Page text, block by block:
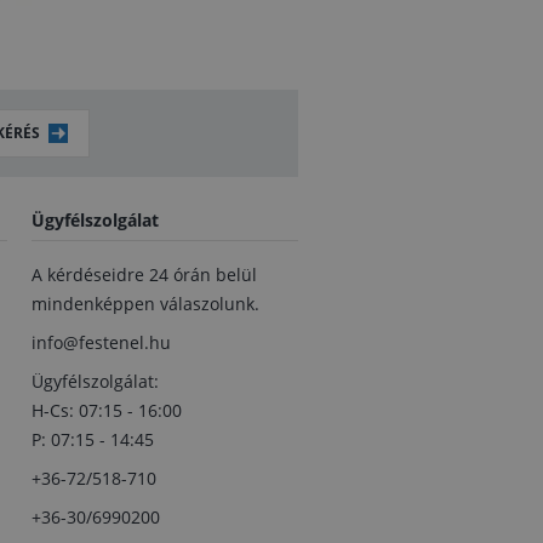
Ügyfélszolgálat
A kérdéseidre 24 órán belül
mindenképpen válaszolunk.
info@festenel.hu
Ügyfélszolgálat:
H-Cs: 07:15 - 16:00
P: 07:15 - 14:45
+36-72/518-710
+36-30/6990200